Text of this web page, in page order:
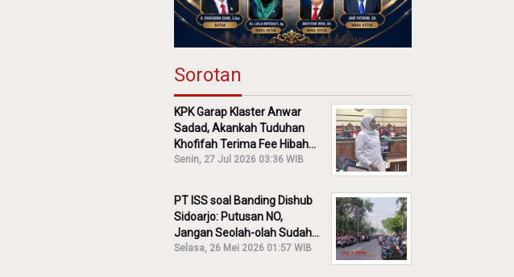
Sorotan
KPK Garap Klaster Anwar
Sadad, Akankah Tuduhan
Khofifah Terima Fee Hibah
30% Diusut?
Senin, 27 Jul 2026 03:36 WIB
PT ISS soal Banding Dishub
Sidoarjo: Putusan NO,
Jangan Seolah-olah Sudah
Menang!
Selasa, 26 Mei 2026 01:57 WIB